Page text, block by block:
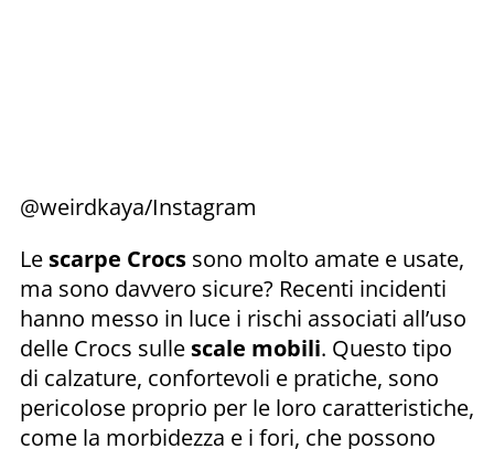
@weirdkaya/Instagram
Le scarpe Crocs sono molto amate e usate,
ma sono davvero sicure? Recenti incidenti
hanno messo in luce i rischi associati all’uso
delle Crocs sulle scale mobili. Questo tipo
di calzature, confortevoli e pratiche, sono
pericolose proprio per le loro caratteristiche,
come la morbidezza e i fori, che possono